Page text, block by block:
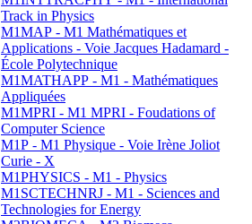
Track in Physics
M1MAP - M1 Mathématiques et
Applications - Voie Jacques Hadamard -
École Polytechnique
M1MATHAPP - M1 - Mathématiques
Appliquées
M1MPRI - M1 MPRI - Foudations of
Computer Science
M1P - M1 Physique - Voie Irène Joliot
Curie - X
M1PHYSICS - M1 - Physics
M1SCTECHNRJ - M1 - Sciences and
Technologies for Energy